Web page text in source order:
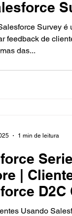
feedback de
das...
|
D2C
Usando
1 min de leitura